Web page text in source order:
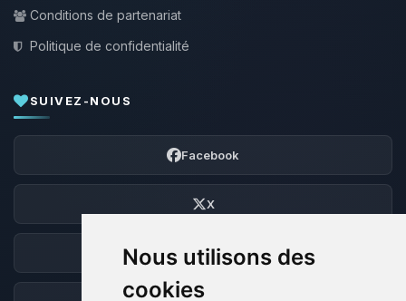
Nous utilisons des
cookies
Conditions de partenariat
Politique de confidentialité
SUIVEZ-NOUS
Facebook
X
Discord